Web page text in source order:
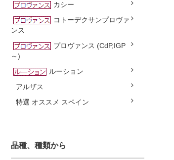
カシー
コトーデクサンプロヴァ
ンス
プロヴァンス (CdP,IGP
～)
ルーション
アルザス
特選 オススメ スペイン
品種、種類から